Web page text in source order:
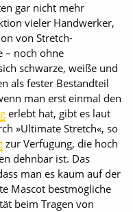
gar nicht mehr
vieler Handwerker,
von Stretch-
– noch ohne
schwarze, weiße und
als fester Bestandteil
man erst einmal den
erlebt hat, gibt es laut
»Ultimate Stretch«, so
zur Verfügung, die hoch
dehnbar ist. Das
man es kaum auf der
Mascot bestmögliche
beim Tragen von